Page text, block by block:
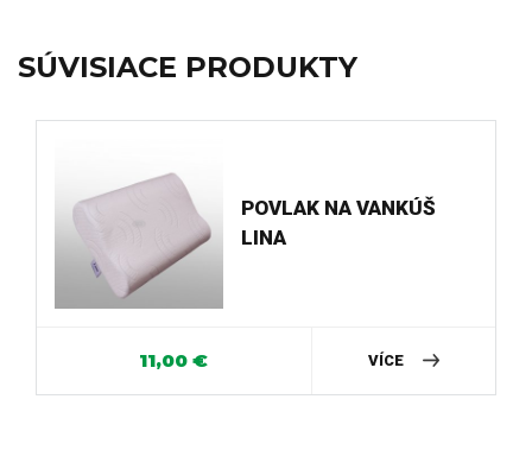
SÚVISIACE PRODUKTY
POVLAK NA VANKÚŠ
LINA
11,00€ VÍCE